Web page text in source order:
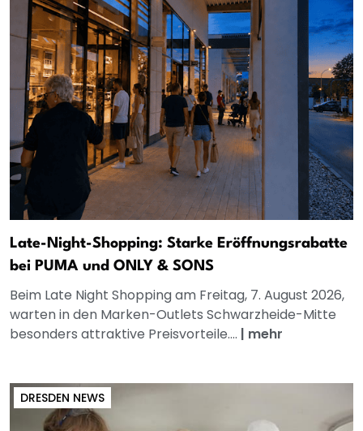
Late-Night-Shopping: Starke Eröffnungsrabatte
bei PUMA und ONLY & SONS
Beim Late Night Shopping am Freitag, 7. August 2026,
warten in den Marken-Outlets Schwarzheide-Mitte
besonders attraktive Preisvorteile.... | mehr
DRESDEN NEWS